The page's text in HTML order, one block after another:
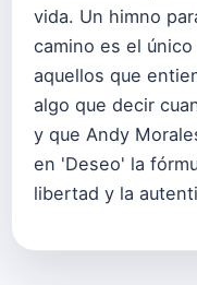
vida. Un himno
camino es el
aquellos que
algo que decir
y que Andy
en 'Deseo' la
libertad y la